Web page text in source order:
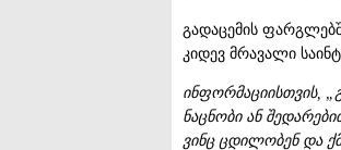
გადაცემის
კიდევ მრავალი
ინფორმაციისთვის, „
ნაცნობი ან
ვინც ცდილობენ და